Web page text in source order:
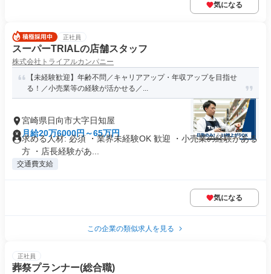
気になる
正社員
スーパーTRIALの店舗スタッフ
株式会社トライアルカンパニー
【未経験歓迎】年齢不問／キャリアアップ・年収アップを目指せ
る！／小売業等の経験が活かせる／...
宮崎県日向市大字日知屋
月給20万6000円～65万円
求める人材: 必須 ・業界未経験OK 歓迎 ・小売業の経験がある
方 ・店長経験があ...
交通費支給
気になる
この企業の類似求人を見る
正社員
葬祭プランナー(総合職)